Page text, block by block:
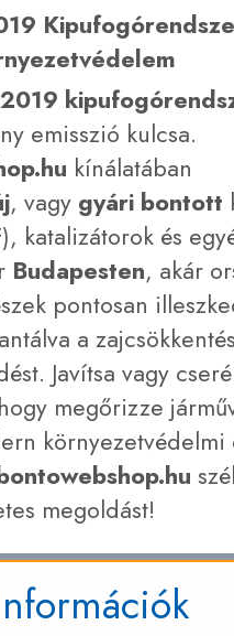
emisszió kulcsa.
kínálatában
, vagy gyári bontott
katalizátorok és
Budapesten, akár
pontosan
a
Javítsa vagy
megőrizze
megoldást!